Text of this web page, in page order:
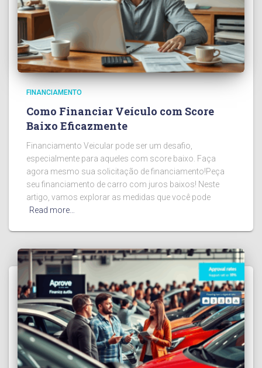
FINANCIAMENTO
Como Financiar Veículo com Score
Baixo Eficazmente
Financiamento Veicular pode ser um desafio,
especialmente para aqueles com score baixo. Faça
agora mesmo sua solicitação de financiamento!Peça
seu financiamento de carro com juros baixos! Neste
artigo, vamos explorar as medidas que você pode
Read more…